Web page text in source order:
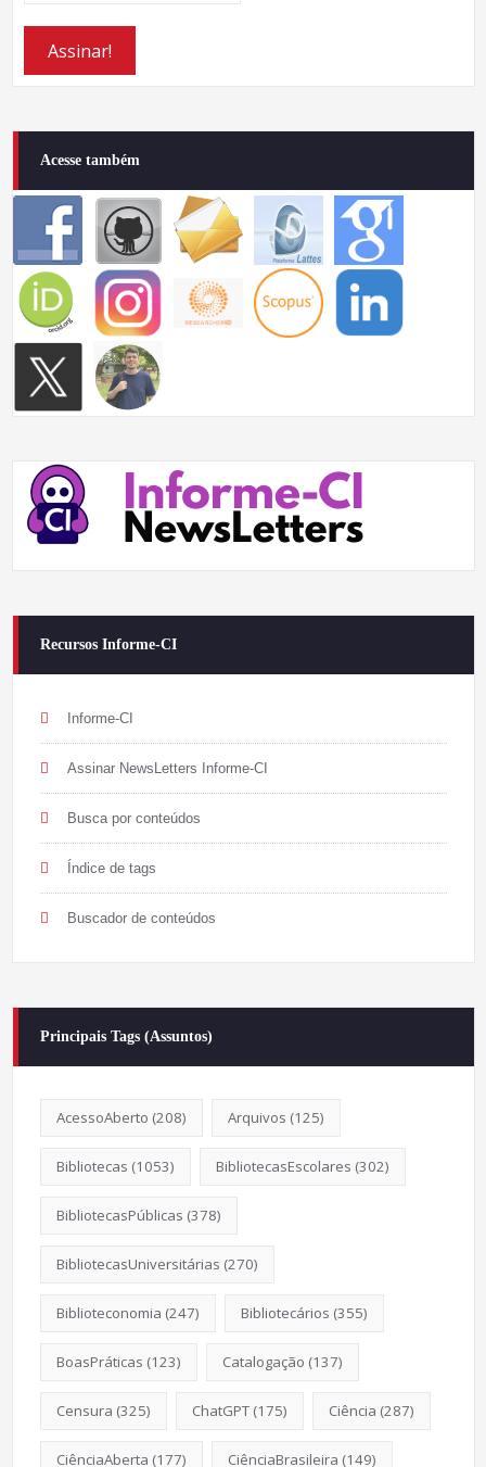
Acesse também
Recursos Informe-CI
Informe-CI
Assinar NewsLetters Informe-CI
Busca por conteúdos
Índice de tags
Buscador de conteúdos
Principais Tags (Assuntos)
AcessoAberto (208) Arquivos (125)
Bibliotecas (1053) BibliotecasEscolares (302)
BibliotecasPúblicas (378)
BibliotecasUniversitárias (270)
Biblioteconomia (247) Bibliotecários (355)
BoasPráticas (123) Catalogação (137)
Censura (325) ChatGPT(175) Ciência (287)
CiênciaAberta (177) CiênciaBrasileira (149)